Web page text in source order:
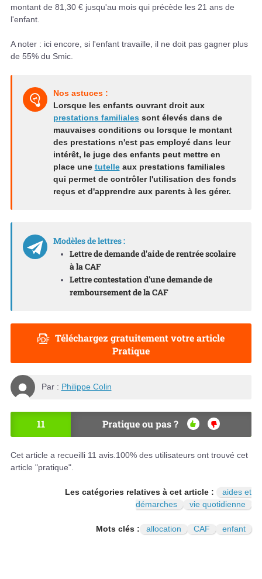
montant de 81,30 € jusqu'au mois qui précède les 21 ans de
l'enfant.
A noter : ici encore, si l'enfant travaille, il ne doit pas gagner plus
de 55% du Smic.
Nos astuces :
Lorsque les enfants ouvrant droit aux
prestations familiales sont élevés dans de
mauvaises conditions ou lorsque le montant
des prestations n'est pas employé dans leur
intérêt, le juge des enfants peut mettre en
place une tutelleaux prestations familiales
qui permet de contrôler l'utilisation des fonds
reçus et d'apprendre aux parents à les gérer.
Modèles de lettres :
Lettre de demande d'aide de rentrée scolaire
à la CAF
Lettre contestation d'une demande de
remboursement de la CAF
Téléchargez gratuitement votre article
Pratique
Par : Philippe Colin
11 Pratique ou pas ?
OU
NO
N
Cet article a recueilli 11 avis. 100% des utilisateurs ont trouvé cet
article "pratique".
Les catégories relatives à cet article :
aides et
démarches
vie quotidienne
Mots clés : allocation CAF enfant